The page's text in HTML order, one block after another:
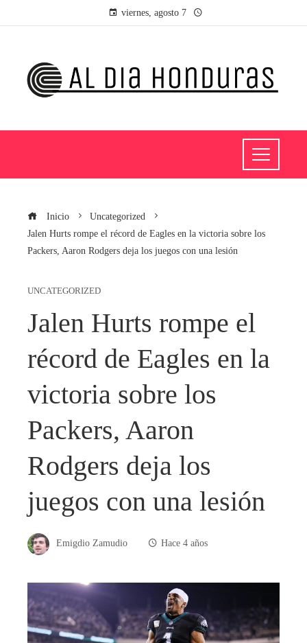
viernes, agosto 7
Inicio
Uncategorized
Jalen Hurts rompe el récord de Eagles en la victoria sobre los
Packers, Aaron Rodgers deja los juegos con una lesión
UNCATEGORIZED
Jalen Hurts rompe el
récord de Eagles en la
victoria sobre los
Packers, Aaron
Rodgers deja los
juegos con una lesión
Emigdio Zamudio Hace 4 años